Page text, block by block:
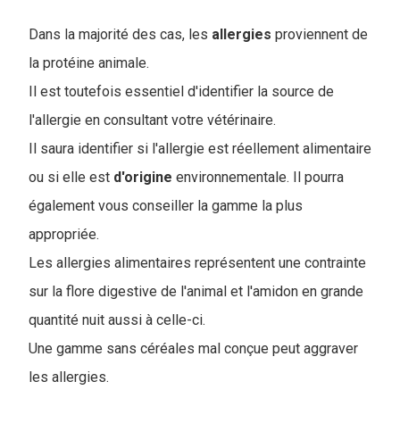
Dans la majorité des cas, les allergies proviennent de
la protéine animale.
Il est toutefois essentiel d'identifier la source de
l'allergie en consultant votre vétérinaire.
Il saura identifier si l'allergie est réellement alimentaire
ou si elle est d'origine environnementale. Il pourra
également vous conseiller la gamme la plus
appropriée.
Les allergies alimentaires représentent une contrainte
sur la flore digestive de l'animal et l'amidon en grande
quantité nuit aussi à celle-ci.
Une gamme sans céréales mal conçue peut aggraver
les allergies.